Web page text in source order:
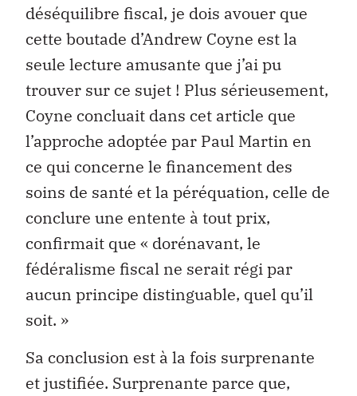
déséquilibre fiscal, je dois avouer que
cette boutade d’Andrew Coyne est la
seule lecture amusante que j’ai pu
trouver sur ce sujet ! Plus sérieusement,
Coyne concluait dans cet article que
l’approche adoptée par Paul Martin en
ce qui concerne le financement des
soins de santé et la péréquation, celle de
conclure une entente à tout prix,
confirmait que « dorénavant, le
fédéralisme fiscal ne serait régi par
aucun principe distinguable, quel qu’il
soit. »
Sa conclusion est à la fois surprenante
et justifiée. Surprenante parce que,